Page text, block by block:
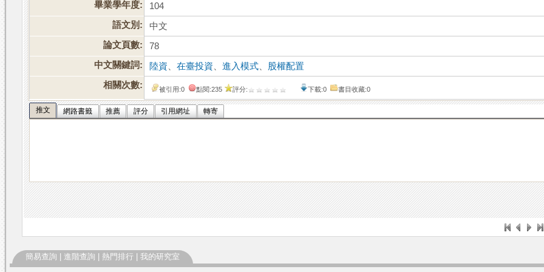
畢業學年度:
104
語文別:
中文
論文頁數:
78
中文關鍵詞:
陸資 、在臺投資 、進入模式
股權配置
相關次數:
被引用:0 點閱:235 評分: 下載:0 書目收藏:0
推文 網路書籤 推薦 評分 引用網址 轉寄
簡易查詢 進階查詢 熱門排行 我的研究室